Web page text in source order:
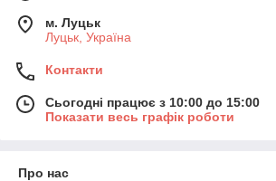
м. Луцьк
Луцьк, Україна
Контакти
Сьогодні працює з 10:00 до 15:00
Показати весь графік роботи
Про нас